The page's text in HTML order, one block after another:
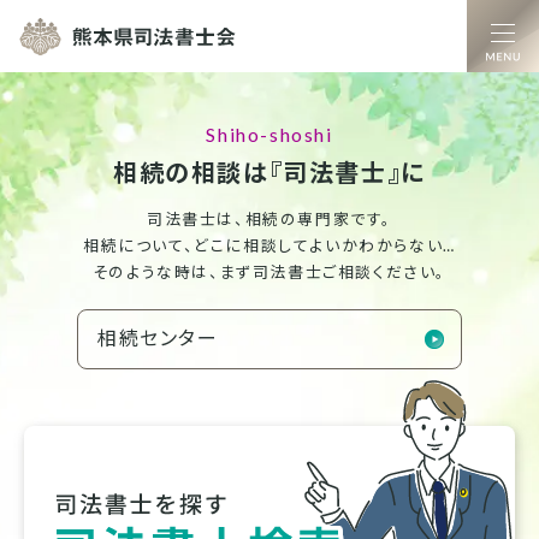
熊本県司法書士
相続の相談は『司法書士』に
司法書士は、相続の専門家です。
相続について、どこに相談してよいかわからない…
そのような時は、まず司法書士ご相談ください。
相続センター